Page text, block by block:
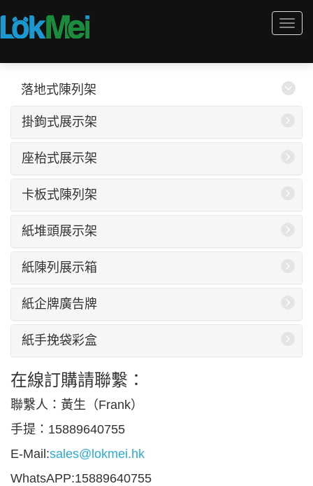
落地式陳列架
掛鉤式展示架
座枱式展示架
卡板式陳列架
紙堆頭展示架
紙陳列展示箱
紙企牌廣告牌
紙手挽袋彩盒
在線訂購請聯繫：
聯繫人：黃生（Frank）
手提：15889640755
E-Mail:sales@lokmei.hk
WhatsAPP:15889640755